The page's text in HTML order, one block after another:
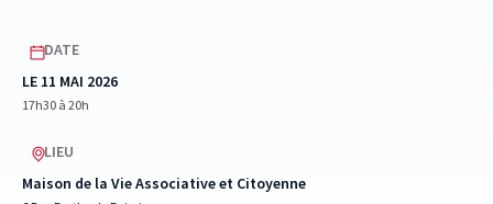
DATE
LE 11 MAI 2026
17h30 à 20h
LIEU
Maison de la Vie Associative et Citoyenne